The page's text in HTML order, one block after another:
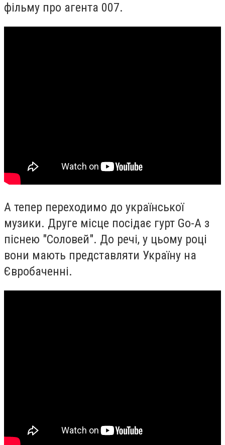
фільму про агента 007.
А тепер переходимо до української
музики. Друге місце посідає гурт Go-A з
піснею "Соловей". До речі, у цьому році
вони мають представляти Україну на
Євробаченні.